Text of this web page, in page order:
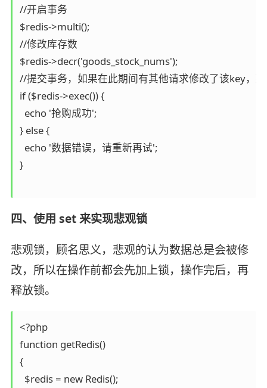
//开启事务
$redis->multi();
//修改库存数
$redis->decr('goods_stock_nums');
//提交事务，如果在此期间有其他请求修改了该key，
if ($redis->exec()) {
  echo '抢购成功';
} else {
  echo '数据错误，请重新再试';
}
四、使用 set 来实现悲观锁
悲观锁，顾名思义，悲观的认为数据总是会被修
改，所以在操作前都会先加上锁，操作完后，再
释放锁。
<?php
function getRedis()
{
  $redis = new Redis();